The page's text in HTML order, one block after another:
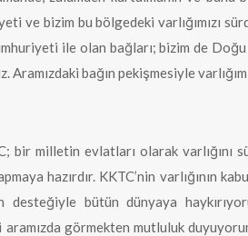
ve bizim bu bölgedeki varlığımızı
ile olan bağları; bizim de
bağın pekişmesiyle
bir milletin evlatları olarak varlığını
hazırdır. KKTC’nin varlığının
desteğiyle bütün dünyaya
görmekten mutluluk